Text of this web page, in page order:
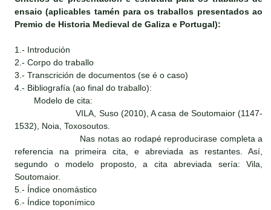
ensaio (aplicables tamén para os traballos presentados ao
Premio de Historia Medieval de Galiza e Portugal):
1.- Introdución
2.- Corpo do traballo
3.- Transcrición de documentos (se é o caso)
4.- Bibliografía (ao final do traballo):
Modelo de cita:
VILA, Suso (2010), A casa de Soutomaior (1147-
1532), Noia, Toxosoutos.
Nas notas ao rodapé reproducirase completa a
referencia na primeira cita, e abreviada as restantes. Así,
segundo o modelo proposto, a cita abreviada sería: Vila,
Soutomaior.
5.- Índice onomástico
6.- Índice toponímico